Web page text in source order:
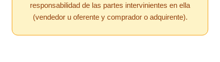
responsabilidad de las partes intervinientes en ella
(vendedor u oferente y comprador o adquirente).